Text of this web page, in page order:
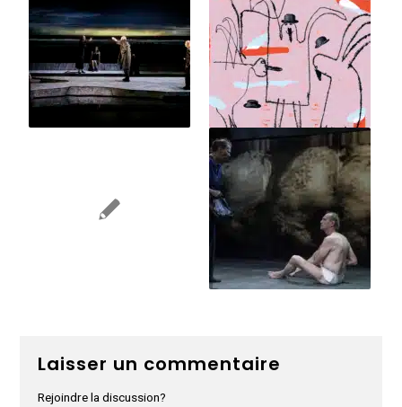
Laisser un commentaire
Rejoindre la discussion?